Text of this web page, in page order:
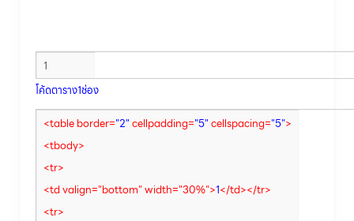
1
โค้ดตาราง1ช่อง
<table border="2"cellpadding="5"cellspacing="5">
<tbody>
<tr>
<td valign="bottom" width="30%">1</td></tr>
<tr>